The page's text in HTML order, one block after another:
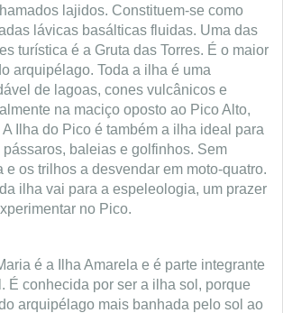
lajidos. Constituem-se como
lávicas basálticas fluidas. Uma das
turística é a Gruta das Torres. É o maior
arquipélago. Toda a ilha é uma
de lagoas, cones vulcânicos e
na maciço oposto ao Pico Alto,
Ilha do Pico é também a ilha ideal para
baleias e golfinhos. Sem
e os trilhos a desvendar em moto-quatro.
ilha vai para a espeleologia, um prazer
no Pico.
é a Ilha Amarela e é parte integrante
É conhecida por ser a ilha sol, porque
arquipélago mais banhada pelo sol ao